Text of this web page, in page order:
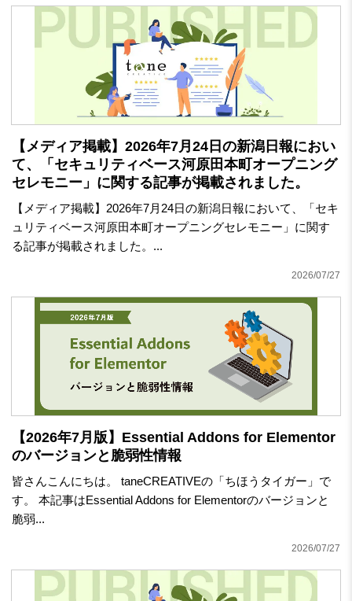
【メディア掲載】2026年7月24日の新潟日報におい
て、「セキュリティベース河原田本町オープニング
セレモニー」に関する記事が掲載されました。
【メディア掲載】2026年7月24日の新潟日報において、「セキ
ュリティベース河原田本町オープニングセレモニー」に関す
る記事が掲載されました。...
2026/07/27
【2026年7月版】Essential Addons for Elementor
のバージョンと脆弱性情報
皆さんこんにちは。 taneCREATIVEの「ちほうタイガー」で
す。 本記事はEssential Addons for Elementorのバージョンと
脆弱...
2026/07/27